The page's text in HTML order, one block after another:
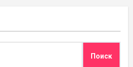
Поиск